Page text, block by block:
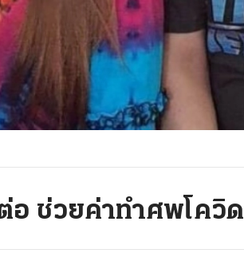
อ ช่วยค่าทำศพโควิด